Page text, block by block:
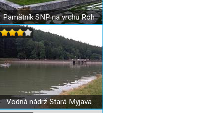
Pamätník SNP na vrchu Roh
Vodná nádrž Stará Myjava